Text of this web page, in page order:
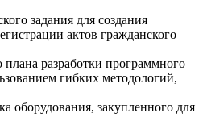
задания для создания
актов гражданского
плана разработки программного
гибких методологий,
оборудования, закупленного для